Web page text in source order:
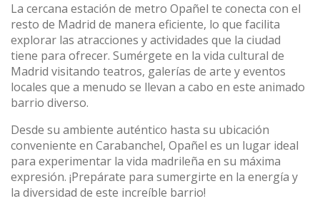
La cercana estación de metro Opañel te conecta con el
resto de Madrid de manera eficiente, lo que facilita
explorar las atracciones y actividades que la ciudad
tiene para ofrecer. Sumérgete en la vida cultural de
Madrid visitando teatros, galerías de arte y eventos
locales que a menudo se llevan a cabo en este animado
barrio diverso.
Desde su ambiente auténtico hasta su ubicación
conveniente en Carabanchel, Opañel es un lugar ideal
para experimentar la vida madrileña en su máxima
expresión. ¡Prepárate para sumergirte en la energía y
la diversidad de este increíble barrio!